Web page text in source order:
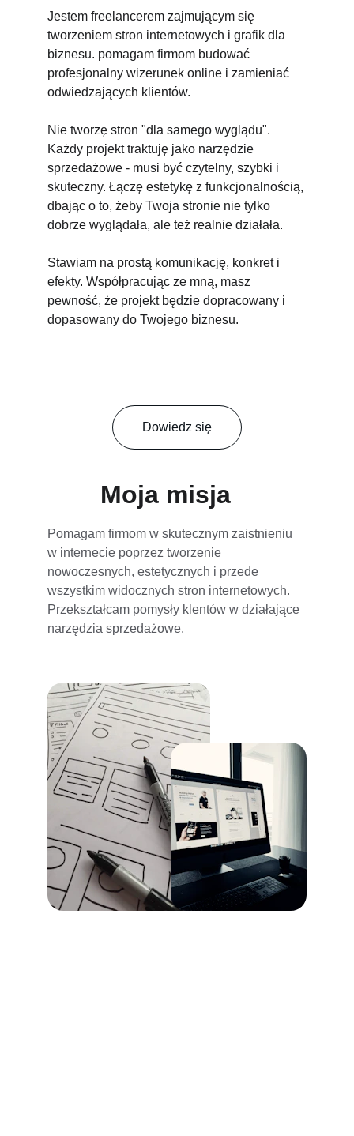
Dowiedz się
Moja misja
Pomagam firmom w skutecznym zaistnieniu
w internecie poprzez tworzenie
nowoczesnych, estetycznych i przede
wszystkim widocznych stron internetowych.
Przekształcam pomysły klentów w działające
narzędzia sprzedażowe.
Jestem freelancerem zajmującym się
tworzeniem stron internetowych i grafik dla
biznesu. pomagam firmom budować
profesjonalny wizerunek online i zamieniać
odwiedzających klientów.
Nie tworzę stron "dla samego wyglądu".
Każdy projekt traktuję jako narzędzie
sprzedażowe - musi być czytelny, szybki i
skuteczny. Łączę estetykę z funkcjonalnością,
dbając o to, żeby Twoja stronie nie tylko
dobrze wyglądała, ale też realnie działała.
Stawiam na prostą komunikację, konkret i
efekty. Współpracując ze mną, masz
pewność, że projekt będzie dopracowany i
dopasowany do Twojego biznesu.